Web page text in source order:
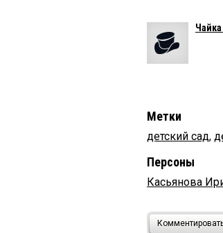
Метки
детский сад,
Персоны
Касьянова